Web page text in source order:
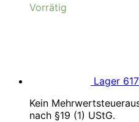
Vorrätig
Lager
Kein
nach §19 (1) UStG.